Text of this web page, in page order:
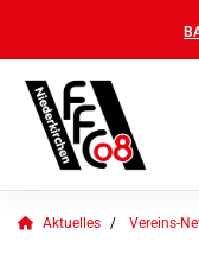
Aktuelles Vereins-